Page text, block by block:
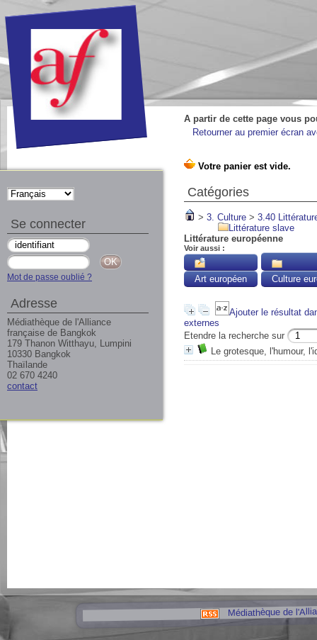
A partir de cette page vous
Retourner au premier écran
Catégories
> 3. Culture > 3.40
Littérature slave
Littérature européenne
Voir aussi :
Art européen Culture
Ajouter le résultat
externes
Etendre la recherche sur
Le grotesque, l'humour,
Médiathèque de
Se connecter
Mot de passe oublié ?
Adresse
Médiathèque de l'Alliance
française de Bangkok
179 Thanon Witthayu, Lumpini
10330 Bangkok
Thaïlande
02 670 4240
contact